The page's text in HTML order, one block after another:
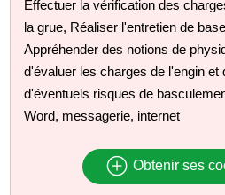
Effectuer la vérification des
la grue, Réaliser l'entretien de
Appréhender des notions de
d'évaluer les charges de l'engin et
d'éventuels risques de
Word, messagerie, internet
Obtenir ses